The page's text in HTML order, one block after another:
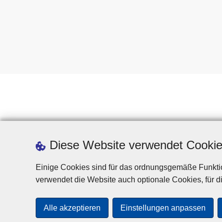
Diese Website verwendet
Einige Cookies sind für das ordnungsgemäße
verwendet die Website auch optionale Cookies, für
Alle akzeptieren Einstellungen anpassen